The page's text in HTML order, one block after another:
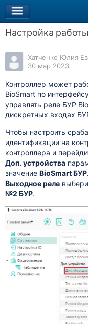
Настройка
Хатченко Юлия
30 мар 2023
Контроллер может
BioSmart по
управлять реле БУР
дискретных входах
Чтобы настроить
идентификации на
контроллера и
Доп. устройства
значение BioSmart БУР
Выходное реле
№2 БУР.